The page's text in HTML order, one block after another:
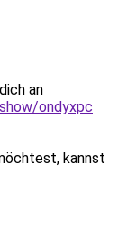
an
ondyxpc
kannst